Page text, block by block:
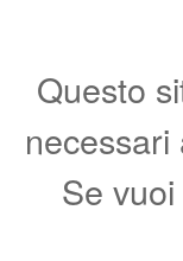
Questo
Se